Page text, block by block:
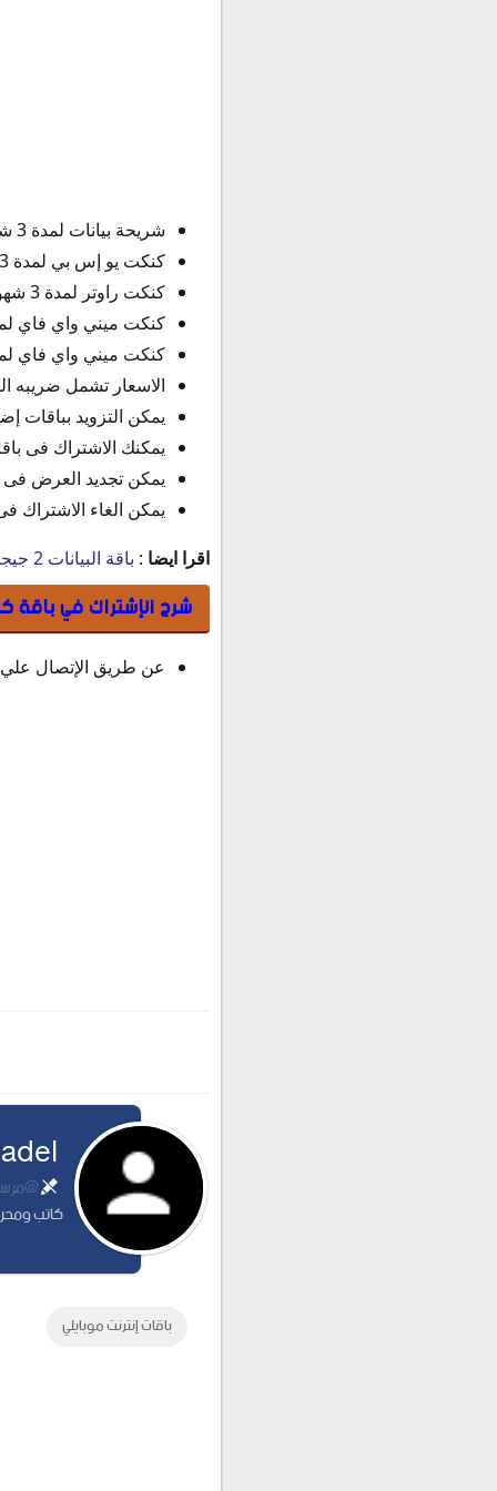
شريحة بيانات لمدة 3 شهور بـ 270 ريال.
كنكت يو إس بي لمدة 3 شهور بـ 370 ريال.
كنكت راوتر لمدة 3 شهور بـ 480 ريال.
كنكت ميني واي فاي لمدة 3 شهور بـ 450
كنكت ميني واي فاي لمدة 3 شهور بـ 500
الاسعار تشمل ضريبه
يمكن التزويد بباقات
يمكنك الاشتراك فى
يمكن تجديد العرض فى
يمكن الغاء الاشتراك
اقرا ايضا : باقة البيانات 2 جيجابايت من موبايلي
شرح الإشتراك في باقة كنكت إنفينيتي
عن طريق الإتصال علي رقم رقم 1100 من أي خط موبايلي،
كاتب
باقات إنترنت موبايلي